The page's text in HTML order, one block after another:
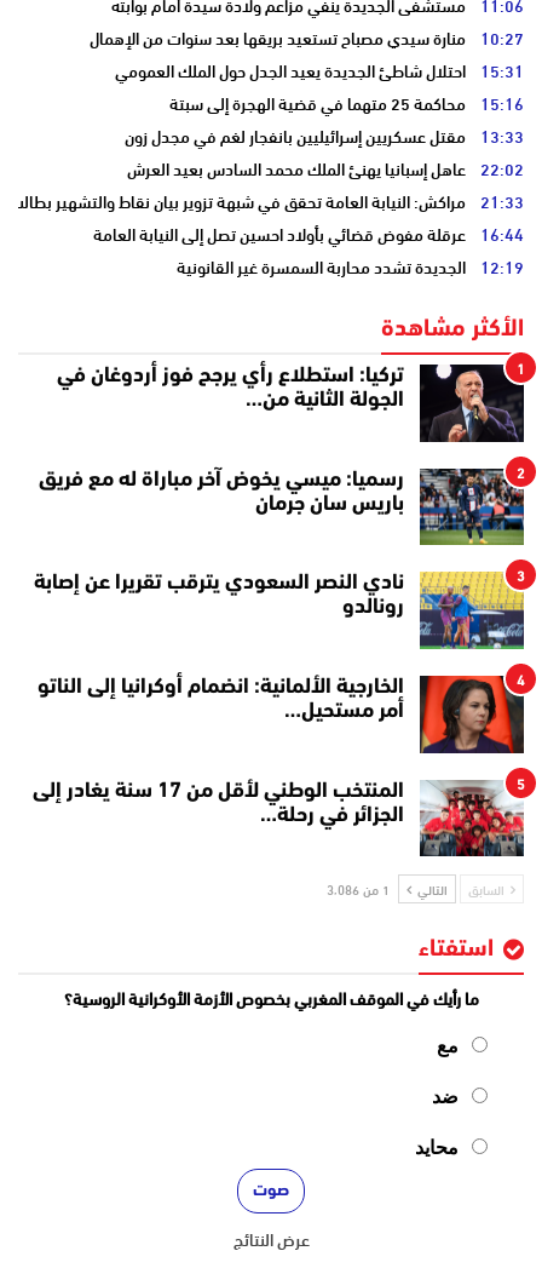
10:27 منارة سيدي مصباح تستعيد بريقها بعد سنوات من الإهمال
15:31 احتلال شاطئ الجديدة يعيد الجدل حول الملك العمومي
15:16 محاكمة 25 متهما في قضية الهجرة إلى سبتة
13:33 مقتل عسكريين إسرائيليين بانفجار لغم في مجدل زون
22:02 عاهل إسبانيا يهنئ الملك محمد السادس بعيد العرش
21:33 مراكش: النيابة العامة تحقق في شبهة تزوير بيان نقاط والتشهير بطالب
16:44 عرقلة مفوض قضائي بأولاد احسين تصل إلى النيابة العامة
12:19 الجديدة تشدد محاربة السمسرة غير القانونية
الأكثر مشاهدة
1
تركيا: استطلاع رأي يرجح فوز أردوغان في
الجولة الثانية من…
2
رسميا: ميسي يخوض آخر مباراة له مع فريق
باريس سان جرمان
3
نادي النصر السعودي يترقب تقريرا عن إصابة
رونالدو
4
الخارجية الألمانية: انضمام أوكرانيا إلى الناتو
أمر مستحيل…
5
المنتخب الوطني لأقل من 17 سنة يغادر إلى
الجزائر في رحلة…
السابق التالي 1 من 3٬086
استفتاء
ما رأيك في الموقف المغربي بخصوص الأزمة الأوكرانية الروسية؟
مع
ضد
محايد
عرض النتائج